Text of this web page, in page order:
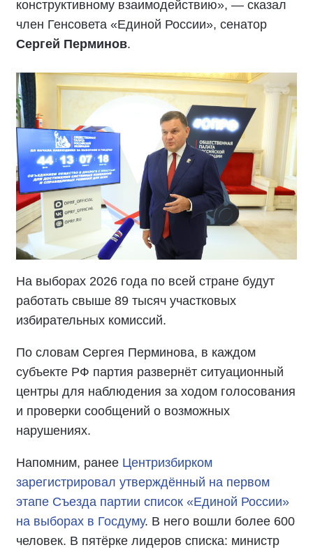
конструктивному взаимодействию», — сказал
член Генсовета «Единой России», сенатор
Сергей Перминов.
На выборах 2026 года по всей стране будут
работать свыше 89 тысяч участковых
избирательных комиссий.
По словам Сергея Перминова, в каждом
субъекте РФ партия развернёт ситуационный
центры для наблюдения за ходом голосования
и проверки сообщений о возможных
нарушениях.
Напомним, ранее Центризбирком
зарегистрировал утверждённый на первом
этапе Съезда партии список «Единой России»
на выборах в Госдуму. В него вошли более 600
человек. В пятёрке лидеров списка: министр